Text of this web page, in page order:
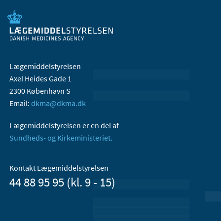
Lægemiddelstyrelsen
Axel Heides Gade 1
2300 København S
Email: dkma@dkma.dk
Lægemiddelstyrelsen er en del af
Sundheds- og Kirkeministeriet.
Kontakt Lægemiddelstyrelsen
44 88 95 95 (kl. 9 - 15)